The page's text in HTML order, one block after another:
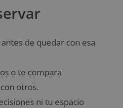
de quedar con esa
o te compara
otros.
ni tu espacio